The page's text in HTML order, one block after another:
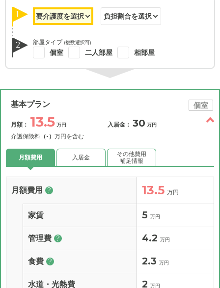
1
2 部屋タイプ (複数選択可)
個室 二人部屋 相部屋
基本プラン 個室
月額： 13.5 万円
介護保険料 （-） 万円を含む
入居金： 30 万円
月額費用 入居金
その他費用
補足情報
月額費用 ? 13.5 万円
家賃 5 万円
管理費 ? 4.2 万円
食費 ? 2.3 万円
水道・光熱費 2 万円